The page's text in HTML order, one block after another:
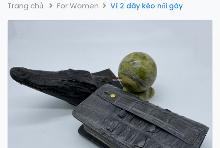
Trang chủ For Women Ví 2 dây kéo nối gáy